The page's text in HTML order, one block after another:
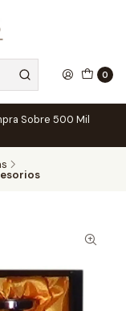
0
Sobre 500 Mil